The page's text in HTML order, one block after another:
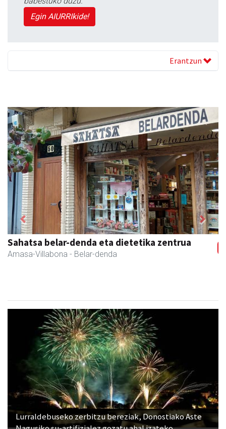
Egin AIURRIkide!
Erantzun
Sahatsa belar-denda eta dietetika zentrua
Amasa-Villabona - Belar-denda
Previous Next
Lurraldebuseko zerbitzu bereziak, Donostiako Aste